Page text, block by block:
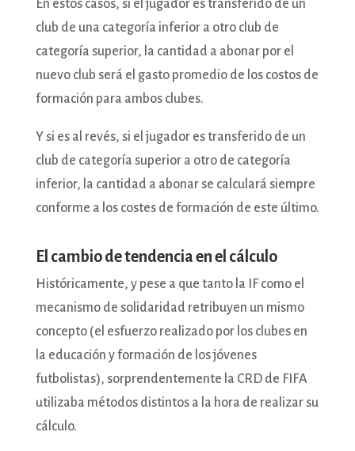
En estos casos, si el jugador es transferido de un
club de una categoría inferior a otro club de
categoría superior, la cantidad a abonar por el
nuevo club será el gasto promedio de los costos de
formación para ambos clubes.
Y si es al revés, si el jugador es transferido de un
club de categoría superior a otro de categoría
inferior, la cantidad a abonar se calculará siempre
conforme a los costes de formación de este último.
El cambio de tendencia en el cálculo
Históricamente, y pese a que tanto la IF como el
mecanismo de solidaridad retribuyen un mismo
concepto (el esfuerzo realizado por los clubes en
la educación y formación de los jóvenes
futbolistas), sorprendentemente la CRD de FIFA
utilizaba métodos distintos a la hora de realizar su
cálculo.